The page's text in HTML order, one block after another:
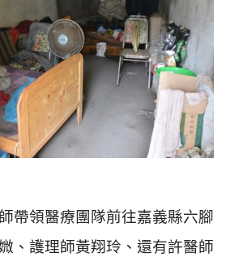
帶領醫療團隊前往嘉義縣六腳
、護理師黃翔玲、還有許醫師